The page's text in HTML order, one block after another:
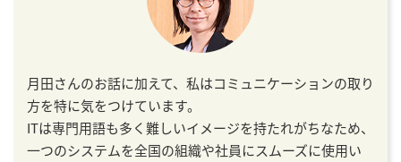
月田さんのお話に加えて、私はコミュニケーションの取り
方を特に気をつけています。
ITは専門用語も多く難しいイメージを持たれがちなため、
一つのシステムを全国の組織や社員にスムーズに使用い